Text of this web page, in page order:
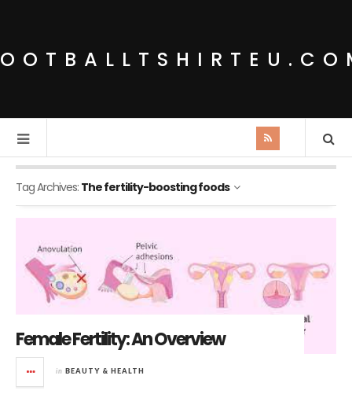
Tag Archives: The fertility-boosting foods
Female Fertility: An Overview
in BEAUTY & HEALTH